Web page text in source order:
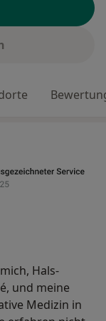
Hals-
und meine
Medizin in